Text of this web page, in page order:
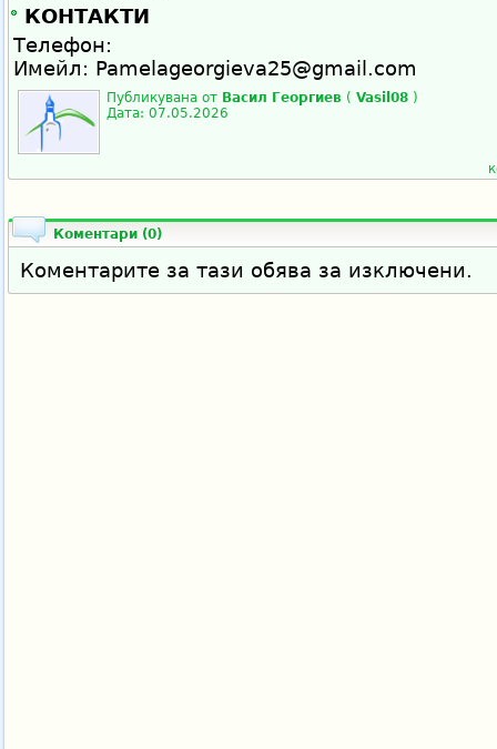
КОНТАКТИ
Телефон:
Имейл: Pamelageorgieva25@gmail.com
Публикувана от Васил Георгиев ( Vasil08 )
Дата: 07.05.2026
Коментари (0)
Коментарите за тази обява за изключени.